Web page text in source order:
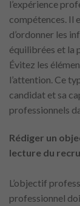
l’expérience
compétences. Il
d’ordonner les
équilibrées et la
Évitez les
l’attention. Ce
candidat et sa
professionnels
Rédiger un
lecture du
L’objectif
professionnel